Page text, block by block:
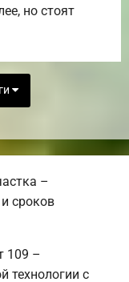
но стоят
–
сроков
109 –
технологии с